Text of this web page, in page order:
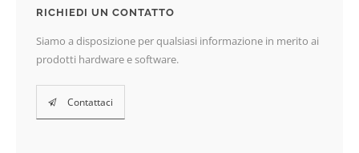
RICHIEDI UN CONTATTO
Siamo a disposizione per qualsiasi informazione in merito ai
prodotti hardware e software.
Contattaci